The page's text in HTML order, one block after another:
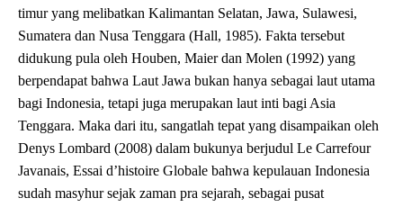
timur yang melibatkan Kalimantan Selatan, Jawa, Sulawesi,
Sumatera dan Nusa Tenggara (Hall, 1985). Fakta tersebut
didukung pula oleh Houben, Maier dan Molen (1992) yang
berpendapat bahwa Laut Jawa bukan hanya sebagai laut utama
bagi Indonesia, tetapi juga merupakan laut inti bagi Asia
Tenggara. Maka dari itu, sangatlah tepat yang disampaikan oleh
Denys Lombard (2008) dalam bukunya berjudul Le Carrefour
Javanais, Essai d’histoire Globale bahwa kepulauan Indonesia
sudah masyhur sejak zaman pra sejarah, sebagai pusat